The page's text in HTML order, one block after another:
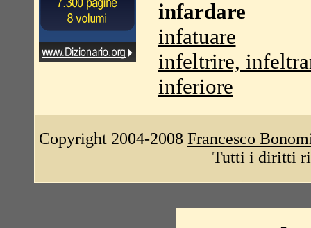
infardare
infatuare
infeltrire,
inferiore
Copyright 2004-2008 Francesco
Tutti i diritti